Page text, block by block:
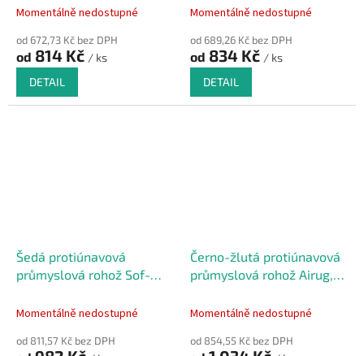
Momentálně nedostupné
od 672,73 Kč bez DPH
od 814 Kč / ks
DETAIL
rohož - 90 x 60 x 0,95 cm
Momentálně nedostupné
od 689,26 Kč bez DPH
od 834 Kč / ks
DETAIL
Šedá protiúnavová
průmyslová rohož Sof-
cm
Momentálně nedostupné
od 811,57 Kč bez DPH
Černo-žlutá protiúnavová
průmyslová rohož Airug,
Momentálně nedostupné
od 854,55 Kč bez DPH